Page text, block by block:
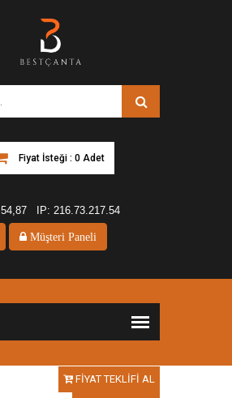
Fiyat İsteği : 0 Adet
54,87 IP: 216.73.217.54
Müşteri Paneli
FİYAT TEKLİFİ AL